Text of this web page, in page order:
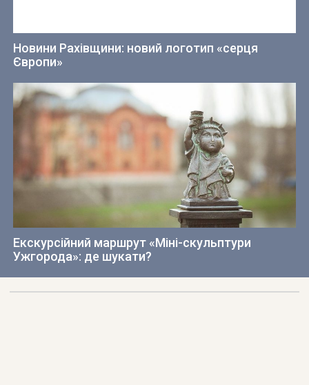
Новини Рахівщини: новий логотип «серця
Європи»
Екскурсійний маршрут «Міні-скульптури
Ужгорода»: де шукати?